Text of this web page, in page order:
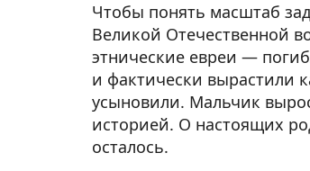
Чтобы понять масштаб
Великой Отечественной
этнические евреи —
и фактически вырастили
усыновили. Мальчик
историей. О настоящих
осталось.